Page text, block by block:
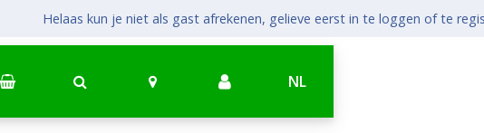
NL
Helaas kun je niet als gast afrekenen, gelieve eerst in te loggen of te